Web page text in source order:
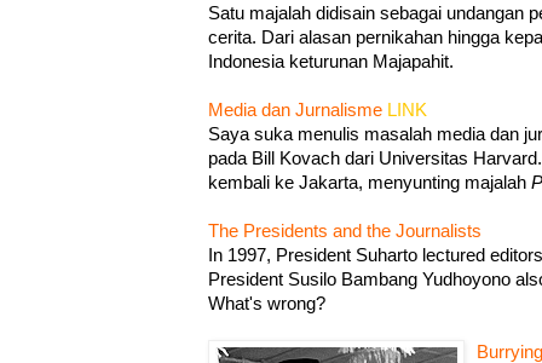
Satu majalah didisain sebagai undangan
cerita. Dari alasan pernikahan hingga
Indonesia keturunan Majapahit.
Media dan Jurnalisme LINK
Saya suka menulis masalah media dan
pada Bill Kovach dari Universitas
kembali ke Jakarta, menyunting majalah
The Presidents and the Journalists
In 1997, President Suharto lectured
President Susilo Bambang Yudhoyono
What's wrong?